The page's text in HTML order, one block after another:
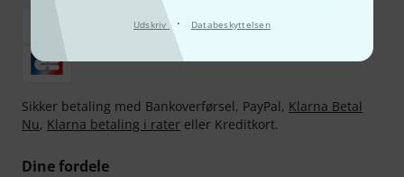
Udskriv · Databeskyttelsen
Sikker betaling med Bankoverførsel, PayPal, Klarna Betal
Nu, Klarna betaling i rater eller Kreditkort.
Dine fordele